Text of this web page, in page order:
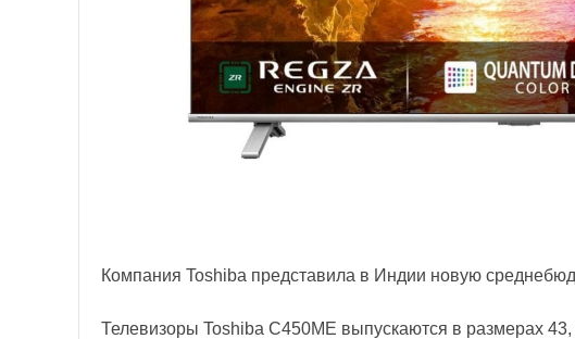
Компания Toshiba представила в Индии новую
Телевизоры Toshiba C450ME выпускаются в размерах